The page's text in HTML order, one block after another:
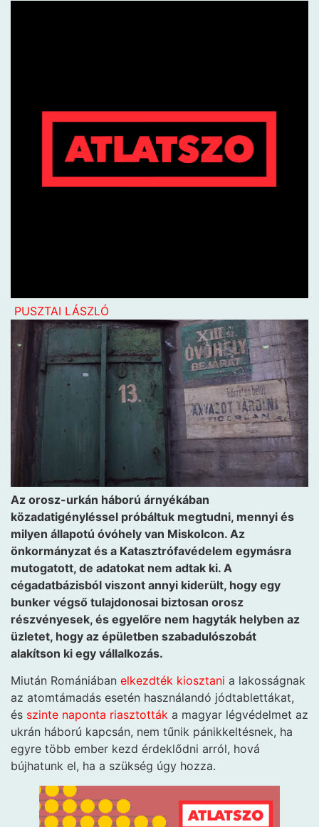
PUSZTAI LÁSZLÓ
Az orosz-urkán háború árnyékában
közadatigényléssel próbáltuk megtudni, mennyi és
milyen állapotú óvóhely van Miskolcon. Az
önkormányzat és a Katasztrófavédelem egymásra
mutogatott, de adatokat nem adtak ki. A
cégadatbázisból viszont annyi kiderült, hogy egy
bunker végső tulajdonosai biztosan orosz
részvényesek, és egyelőre nem hagyták helyben az
üzletet, hogy az épületben szabadulószobát
alakítson ki egy vállalkozás.
Miután Romániában elkezdték kiosztani a lakosságnak
az atomtámadás esetén használandó jódtablettákat,
és szinte naponta riasztották a magyar légvédelmet az
ukrán háború kapcsán, nem tűnik pánikkeltésnek, ha
egyre több ember kezd érdeklődni arról, hová
bújhatunk el, ha a szükség úgy hozza.